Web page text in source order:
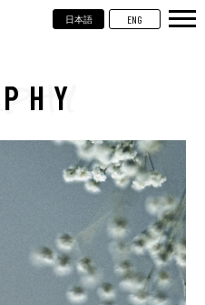
日本語 ENG